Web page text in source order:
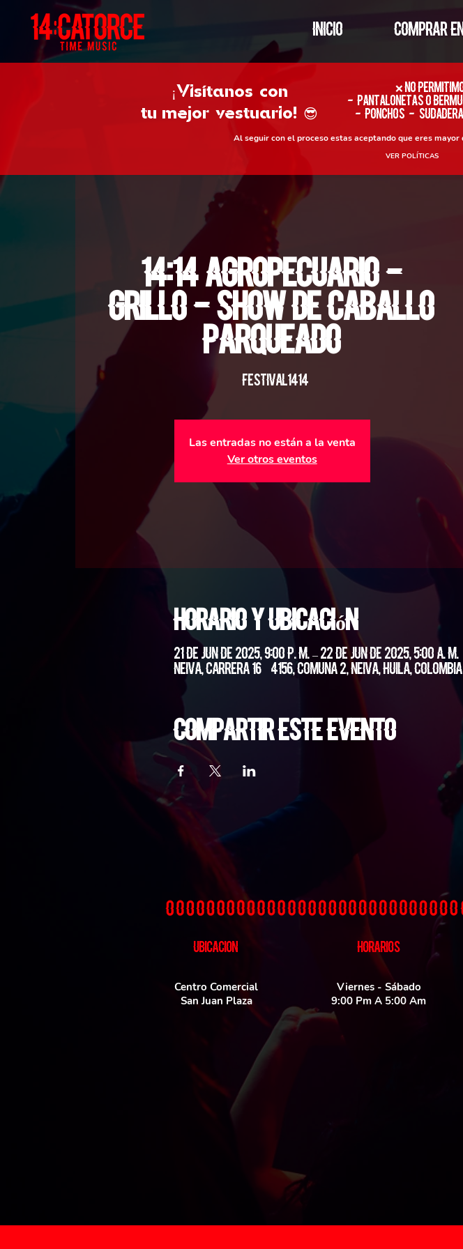
INICIO COMPRAR
¡Visítanos con
tu mejor vestuario! 😎
​❌ No
- Pantalonetas o
- Ponchos -
Al seguir con el proceso estas aceptando que eres
VER POLÍTICAS
14:14 Agropecuario -
Grillo - Show de Caballo
Parqueado
#Festival1414
Las entradas no están a la venta
Ver otros eventos
Horario y ubicación
21 de jun de 2025, 9:00 p. m. – 22 de jun de 2025, 5:00 a. m.
Neiva, Carrera 16 #4156, Comuna 2, Neiva, Huila, Colombia
Compartir este evento
UBICACIoN HORARIOS
Centro Comercial
San Juan Plaza
Viernes - Sábado
9:00 Pm A 5:00 Am